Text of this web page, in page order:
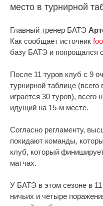
место в турнирной
Главный тренер БАТЭ
Как сообщает источник
базу БАТЭ и попрощался
После 11 туров клуб с 9
турнирной таблице
играется 30 туров),
идущий на 15‑м месте.
Согласно регламенту,
покидают команды,
клуб, который
матчах.
У БАТЭ в этом сезоне в
ничьих и четыре